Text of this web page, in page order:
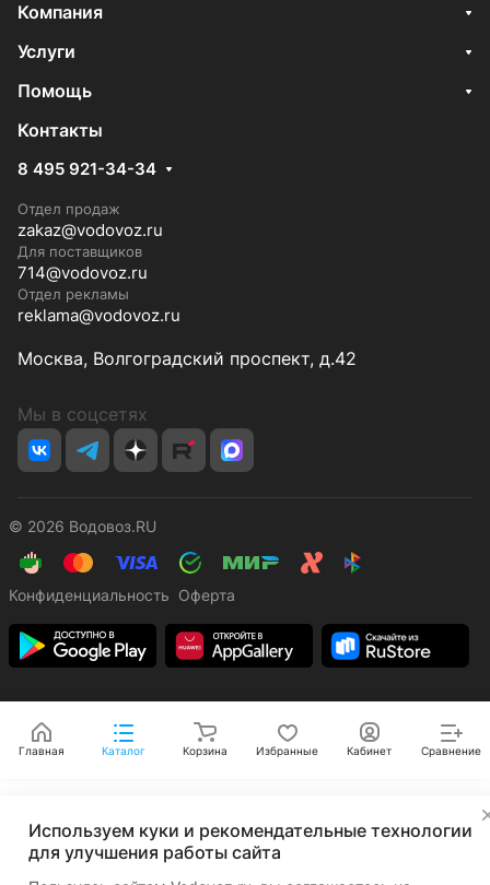
Компания
Услуги
Помощь
Контакты
8 495 921-34-34
Отдел продаж
zakaz@vodovoz.ru
Для поставщиков
714@vodovoz.ru
Отдел рекламы
reklama@vodovoz.ru
Москва, Волгоградский проспект, д.42
Мы в соцсетях
© 2026 Водовоз.RU
Конфиденциальность Оферта
Главная Каталог Корзина Избранные Кабинет Сравнение
Используем куки и рекомендательные технологии
для улучшения работы сайта